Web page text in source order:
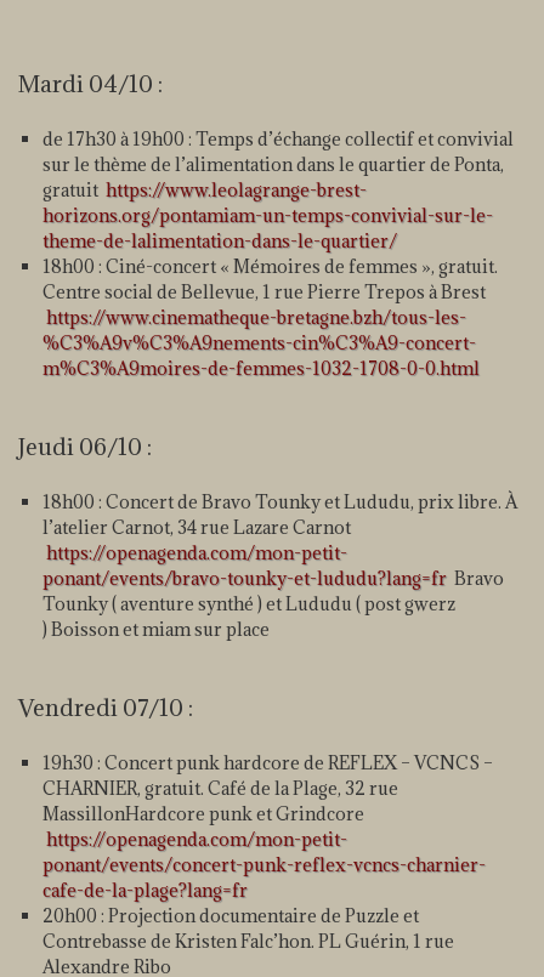
Mardi 04/10 :
de 17h30 à 19h00 : Temps d’échange collectif et convivial
sur le thème de l’alimentation dans le quartier de Ponta,
gratuit https://www.leolagrange-brest-
horizons.org/pontamiam-un-temps-convivial-sur-le-
theme-de-lalimentation-dans-le-quartier/
18h00 : Ciné-concert « Mémoires de femmes », gratuit.
Centre social de Bellevue, 1 rue Pierre Trepos à Brest
https://www.cinematheque-bretagne.bzh/tous-les-
%C3%A9v%C3%A9nements-cin%C3%A9-concert-
m%C3%A9moires-de-femmes-1032-1708-0-0.html
Jeudi 06/10 :
18h00 : Concert de Bravo Tounky et Lududu, prix libre. À
l’atelier Carnot, 34 rue Lazare Carnot
https://openagenda.com/mon-petit-
ponant/events/bravo-tounky-et-lududu?lang=fr Bravo
Tounky ( aventure synthé ) et Lududu ( post gwerz
) Boisson et miam sur place
Vendredi 07/10 :
19h30 : Concert punk hardcore de REFLEX – VCNCS –
CHARNIER, gratuit. Café de la Plage, 32 rue
MassillonHardcore punk et Grindcore
https://openagenda.com/mon-petit-
ponant/events/concert-punk-reflex-vcncs-charnier-
cafe-de-la-plage?lang=fr
20h00 : Projection documentaire de Puzzle et
Contrebasse de Kristen Falc’hon. PL Guérin, 1 rue
Alexandre Ribo